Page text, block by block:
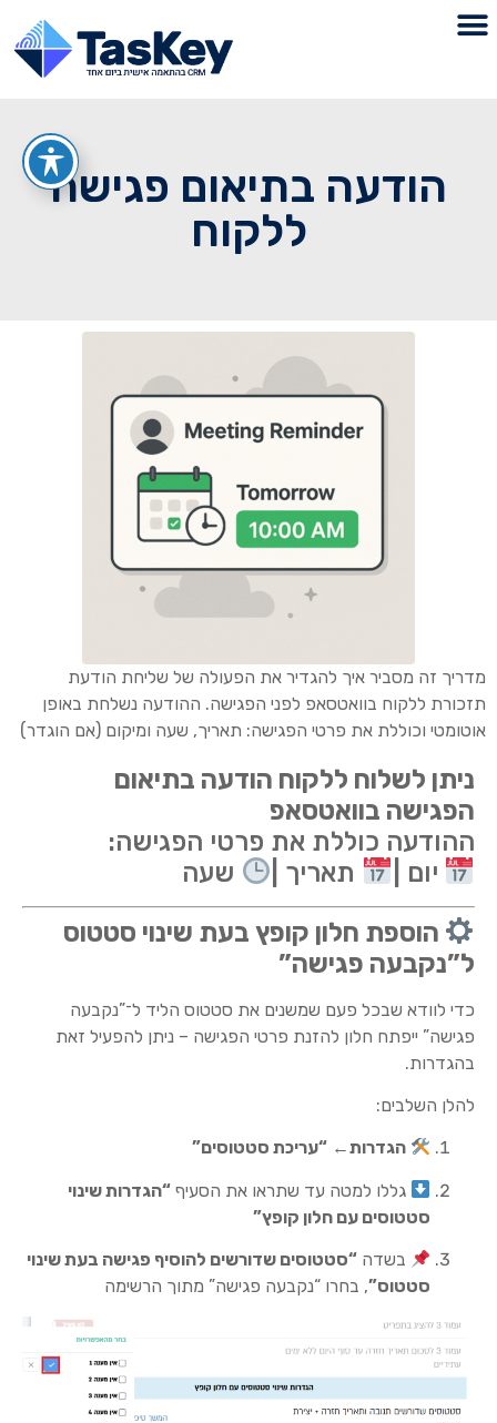
הודעה בתיאום פגישה
ללקוח
מדריך זה מסביר איך להגדיר את הפעולה של שליחת הודעת
תזכורת ללקוח בוואטסאפ לפני הפגישה. ההודעה נשלחת באופן
אוטומטי וכוללת את פרטי הפגישה: תאריך, שעה ומיקום (אם הוגדר)
ניתן לשלוח ללקוח הודעה בתיאום
הפגישה בוואטסאפ
ההודעה כוללת את פרטי הפגישה:
יום |
תאריך |
שעה
הוספת חלון קופץ בעת שינוי סטטוס
ל”נקבעה פגישה”
כדי לוודא שבכל פעם שמשנים את סטטוס הליד ל־”נקבעה
פגישה” ייפתח חלון להזנת פרטי הפגישה – ניתן להפעיל זאת
בהגדרות.
להלן השלבים:
הגדרות← “עריכת סטטוסים”
גללו למטה עד שתראו את הסעיף“הגדרות שינוי
סטטוסים עם חלון קופץ”
בשדה“סטטוסים שדורשים להוסיף פגישה בעת שינוי
סטטוס”, בחרו “נקבעה פגישה” מתוך הרשימה